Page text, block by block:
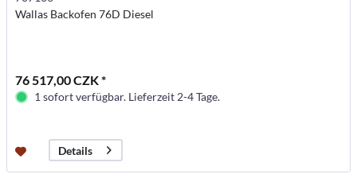
Wallas Backofen 76D Diesel
76 517,00 CZK *
1 sofort verfügbar. Lieferzeit 2-4 Tage.
Details